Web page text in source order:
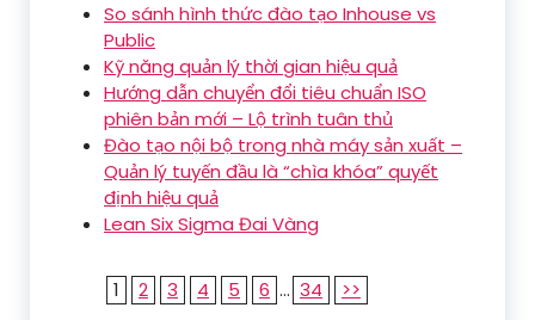
So sánh hình thức đào tạo Inhouse vs
Public
Kỹ năng quản lý thời gian hiệu quả
Hướng dẫn chuyển đổi tiêu chuẩn ISO
phiên bản mới – Lộ trình tuân thủ
Đào tạo nội bộ trong nhà máy sản xuất –
Quản lý tuyến đầu là “chìa khóa” quyết
định hiệu quả
Lean Six Sigma Đai Vàng
1 2 3 4 5 6 ... 34 >>